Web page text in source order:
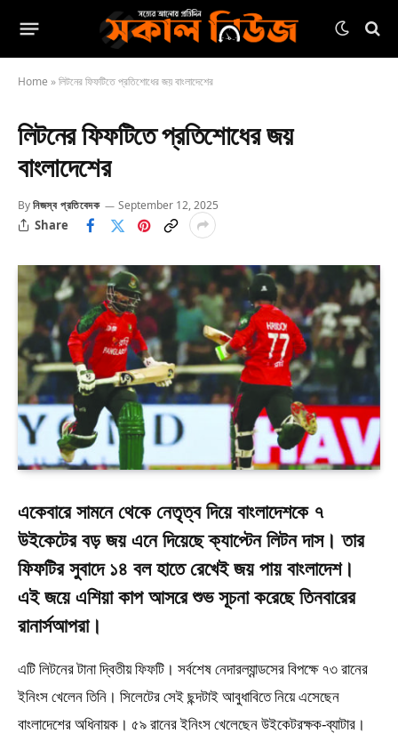
Home »লিটনের ফিফটিতে প্রতিশোধের জয় বাংলাদেশের
লিটনের ফিফটিতে প্রতিশোধের জয়
বাংলাদেশের
Byনিজস্ব প্রতিবেদক September 12, 2025
Share
একেবারে সামনে থেকে নেতৃত্ব দিয়ে বাংলাদেশকে ৭
উইকেটের বড় জয় এনে দিয়েছে ক্যাপ্টেন লিটন দাস। তার
ফিফটির সুবাদে ১৪ বল হাতে রেখেই জয় পায় বাংলাদেশ।
এই জয়ে এশিয়া কাপ আসরে শুভ সূচনা করেছে তিনবারের
রানার্সআপরা।
এটি লিটনের টানা দ্বিতীয় ফিফটি। সর্বশেষ নেদারল্যান্ডসের বিপক্ষে ৭৩ রানের
ইনিংস খেলেন তিনি। সিলেটের সেই ছন্দটাই আবুধাবিতে নিয়ে এসেছেন
বাংলাদেশের অধিনায়ক। ৫৯ রানের ইনিংস খেলেছেন উইকেটরক্ষক-ব্যাটার।